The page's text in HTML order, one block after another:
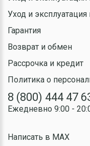
Уход и
Гарантия
Возврат и обмен
Рассрочка и кредит
Политика о
8 (800) 444 47
Ежедневно 9:00 -
Написать в MAX